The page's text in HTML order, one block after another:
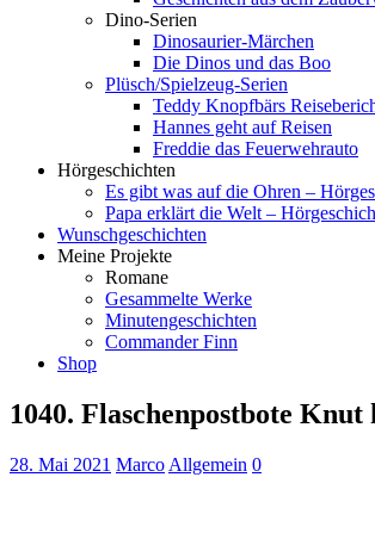
Dino-Serien
Dinosaurier-Märchen
Die Dinos und das Boo
Plüsch/Spielzeug-Serien
Teddy Knopfbärs
Hannes geht auf Reisen
Freddie das Feuerwehrauto
Hörgeschichten
Es gibt was auf die Ohren –
Papa erklärt die Welt –
Wunschgeschichten
Meine Projekte
Romane
Gesammelte Werke
Minutengeschichten
Commander Finn
Shop
1040. Flaschenpostbote Knut
28. Mai 2021 Marco Allgemein 0